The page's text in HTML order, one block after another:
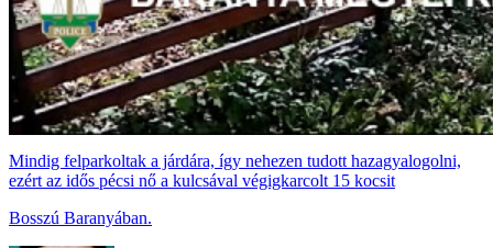
Mindig felparkoltak a járdára, így nehezen tudott hazagyalogolni,
ezért az idős pécsi nő a kulcsával végigkarcolt 15 kocsit
Bosszú Baranyában.